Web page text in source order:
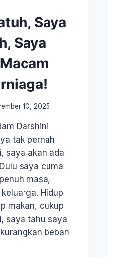
Saya
Saya
10, 2025
Darshini
tak pernah
saya akan ada
saya cuma
masa,
Hidup
makan, cukup
saya tahu saya
beban